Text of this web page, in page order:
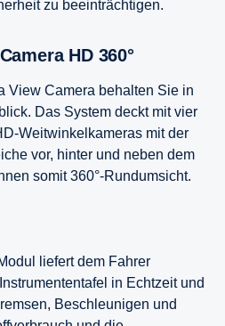
zu beeinträchtigen.
HD 360°
View Camera behalten Sie in
Das System deckt mit vier
Weitwinkelkameras mit der
vor, hinter und neben dem
somit 360°-Rundumsicht.
liefert dem Fahrer
in Echtzeit und
Beschleunigen und